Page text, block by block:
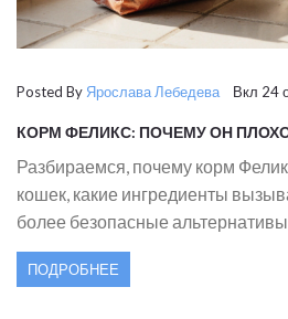
Posted By Ярослава Лебедева Вкл 24
КОРМ ФЕЛИКС: ПОЧЕМУ ОН
Разбираемся, почему корм
кошек, какие ингредиенты
более безопасные
ПОДРОБНЕЕ